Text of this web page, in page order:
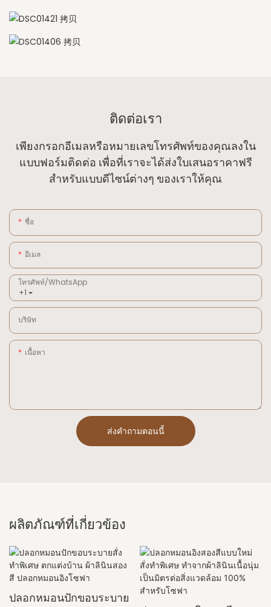
ติดต่อเรา
เพียงกรอกอีเมลหรือหมายเลขโทรศัพท์ของคุณลงใน
แบบฟอร์มติดต่อ เพื่อที่เราจะได้ส่งใบเสนอราคาฟรี
สำหรับแบบดีไซน์ต่างๆ ของเราให้คุณ
ชื่อ
อีเมล
+1
โทรศัพท์/WhatsApp
บริษัท
เนื้อหา
ส่งคำถามตอนนี้
ผลิตภัณฑ์ที่เกี่ยวข้อง
ปลอกหมอนปักขอบระบาย